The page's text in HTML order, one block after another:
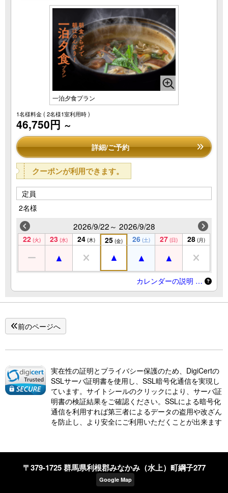
一泊夕食プラン
1名様料金( 2名様1室利用時 )
46,750円 ～
詳細/ご予約
クーポンが利用できます。
定員
2名様
2026/9/22～ 2026/9/28
22 (火) 23 (水) 24 (木) 25 (金) 26 (土) 27 (日) 28 (月)
カレンダーの説明 …
前のページへ
実在性の証明とプライバシー保護のため、DigiCertの
SSLサーバ証明書を使用し、SSL暗号化通信を実現し
ています。サイトシールのクリックにより、サーバ証
明書の検証結果をご確認ください。SSLによる暗号化
通信を利用すれば第三者によるデータの盗用や改ざん
を防止し、より安全にご利用いただくことが出来ます
〒379-1725 群馬県利根郡みなかみ（水上）町綱子277
Google Map